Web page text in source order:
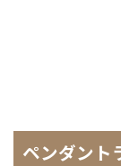
ペンダント